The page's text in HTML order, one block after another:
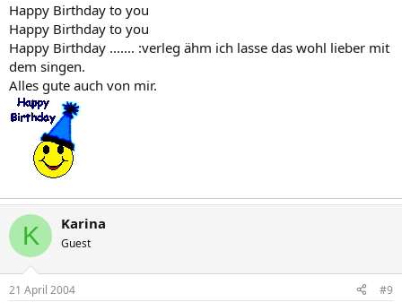
Happy Birthday to you
Happy Birthday to you
Happy Birthday ....... :verleg ähm ich lasse das wohl lieber mit
dem singen.
Alles gute auch von mir.
K Karina
Guest
21 April 2004 #9